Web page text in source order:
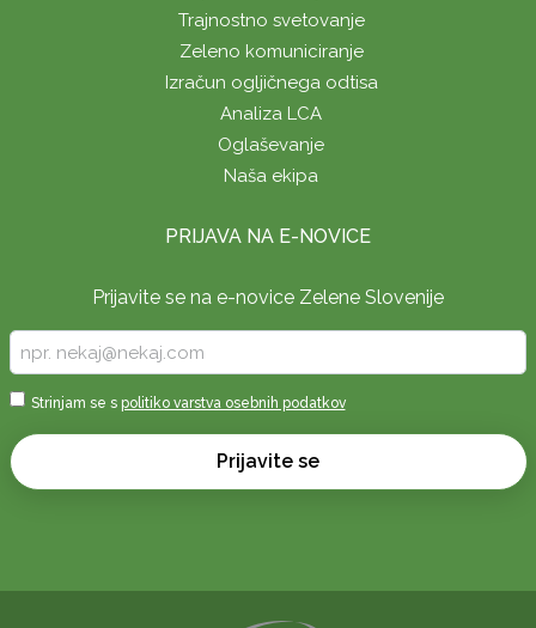
Trajnostno svetovanje
Zeleno komuniciranje
Izračun ogljičnega odtisa
Analiza LCA
Oglaševanje
Naša ekipa
PRIJAVA NA E-NOVICE
Prijavite se na e-novice Zelene Slovenije
vaš
e-
Sprejmi
*
Strinjam se s politiko varstva osebnih podatkov
Prijavite se